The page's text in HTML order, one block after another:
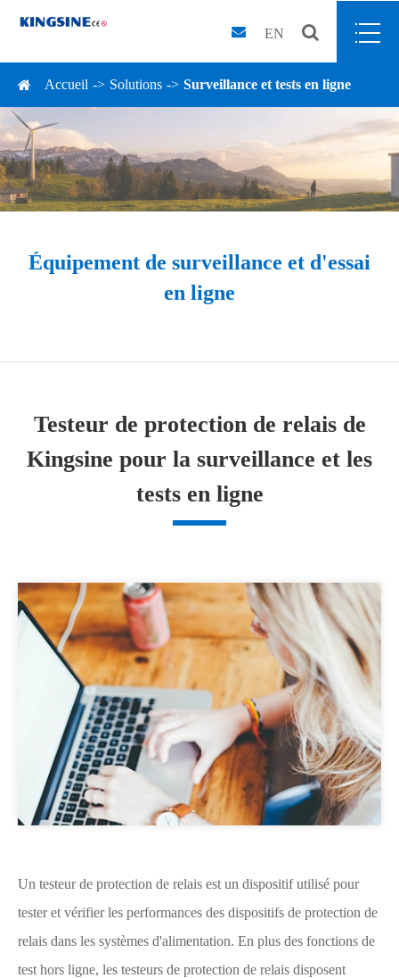
EN
Accueil Solutions Surveillance et tests en ligne
Équipement de surveillance et d'essai
en ligne
Testeur de protection de relais de
Kingsine pour la surveillance et les
tests en ligne
Un testeur de protection de relais est un dispositif utilisé pour
tester et vérifier les performances des dispositifs de protection de
relais dans les systèmes d'alimentation. En plus des fonctions de
test hors ligne, les testeurs de protection de relais disposent